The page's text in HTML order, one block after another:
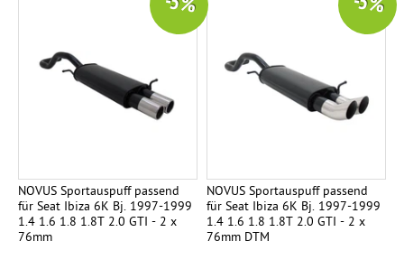
NOVUS Sportauspuff passend
für Seat Ibiza 6K Bj. 1997-1999
1.4 1.6 1.8 1.8T 2.0 GTI - 2 x
76mm
NOVUS Sportauspuff passend
für Seat Ibiza 6K Bj. 1997-1999
1.4 1.6 1.8 1.8T 2.0 GTI - 2 x
76mm DTM